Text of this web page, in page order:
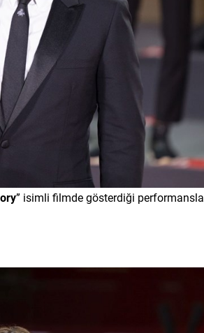
” isimli filmde gösterdiği performansla